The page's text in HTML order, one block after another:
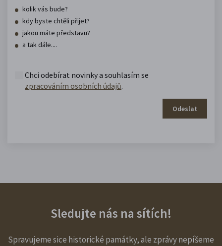
kolik vás bude?
kdy byste chtěli přijet?
jakou máte představu?
a tak dále....
Chci odebírat novinky a souhlasím se
zpracováním osobních údajů.
Odeslat
Sledujte nás na sítích!
Spravujeme sice historické památky, ale zprávy nepíšeme